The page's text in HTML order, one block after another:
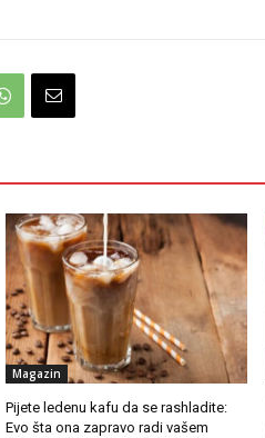
Magazin
Pijete ledenu kafu da se rashladite:
Evo šta ona zapravo radi vašem